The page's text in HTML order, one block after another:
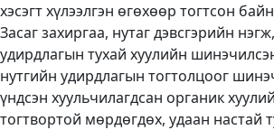
хэсэгт хүлээлгэн өгөхөөр тогтсон
Засаг захиргаа, нутаг дэвсгэрийн
удирдлагын тухай хуулийн
нутгийн удирдлагын тогтолцоог
үндсэн хуульчилагдсан органик
тогтвортой мөрдөгдөх, удаан настай